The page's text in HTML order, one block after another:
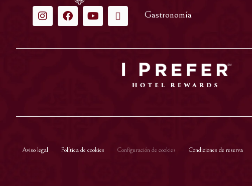
Gastronomía
Aviso legal Política de cookies Configuración de cookies Condiciones de reserva